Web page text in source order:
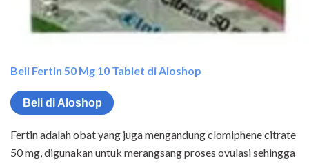
Beli Fertin 50 Mg 10 Tablet di Aloshop
Beli di Aloshop
Fertin adalah obat yang juga mengandung clomiphene citrate
50 mg, digunakan untuk merangsang proses ovulasi sehingga